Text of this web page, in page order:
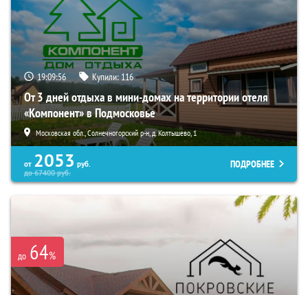
19:09:55 Купили: 116
От 3 дней отдыха в мини-домах на территории отеля
«Компонент» в Подмосковье
Московская обл., Солнечногорский р-н, д. Колтышево, 1
от 2053 руб.
до67400руб.
ПОДРОБНЕЕ
до 64%